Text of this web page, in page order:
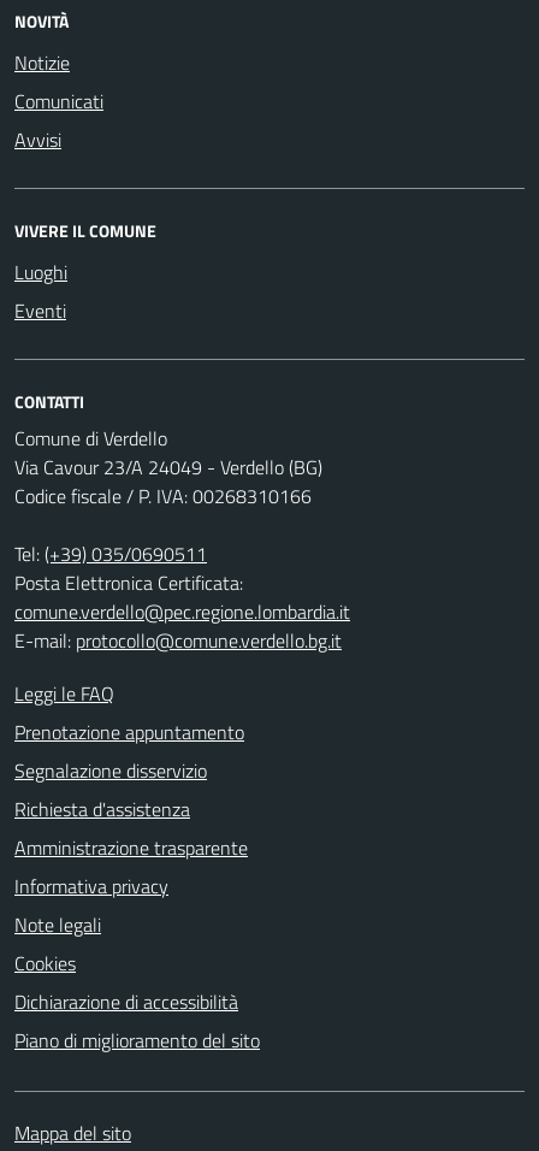
NOVITÀ
Notizie
Comunicati
Avvisi
VIVERE IL COMUNE
Luoghi
Eventi
CONTATTI
Comune di Verdello
Via Cavour 23/A 24049 - Verdello (BG)
Codice fiscale / P. IVA: 00268310166
Tel:(+39) 035/0690511
Posta Elettronica Certificata:
comune.verdello@pec.regione.lombardia.it
E-mail: protocollo@comune.verdello.bg.it
Leggi le FAQ
Prenotazione appuntamento
Segnalazione disservizio
Richiesta d'assistenza
Amministrazione trasparente
Informativa privacy
Note legali
Cookies
Dichiarazione di accessibilità
Piano di miglioramento del sito
Mappa del sito